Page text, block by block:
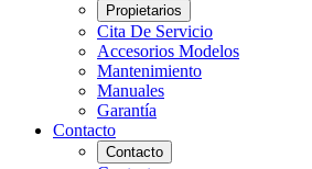
Propietarios
Cita De Servicio
Accesorios Modelos
Mantenimiento
Manuales
Garantía
Contacto
Contacto